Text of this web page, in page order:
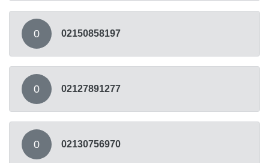
0 02150858197
0 02127891277
0 02130756970